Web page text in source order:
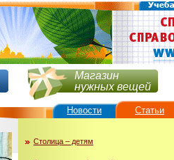
Магазин
нужных вещей
Столица – детям
Новости Статьи